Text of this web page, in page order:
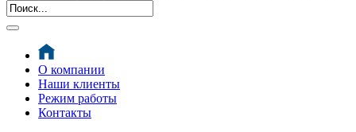
О компании
Наши клиенты
Режим работы
Контакты